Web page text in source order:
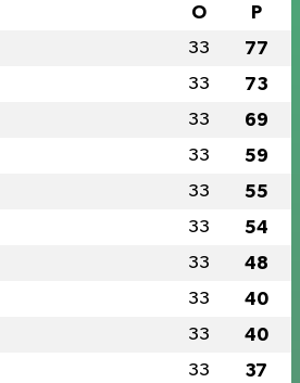
O P
33 77
33 73
33 69
33 59
33 55
33 54
33 48
33 40
33 40
33 37